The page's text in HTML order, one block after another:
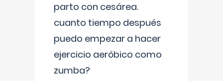
parto con cesárea.
cuanto tiempo después
puedo empezar a hacer
ejercicio aeróbico como
zumba?